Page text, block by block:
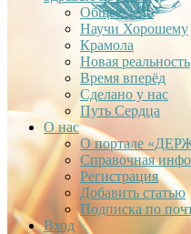
Общее дело
Научи Хорошему
Крамола
Новая реальность
Время вперёд
Сделано у нас
Путь Сердца
О нас
О портале
Справочная
Регистрация
Добавить статью
Подписка по
Вход